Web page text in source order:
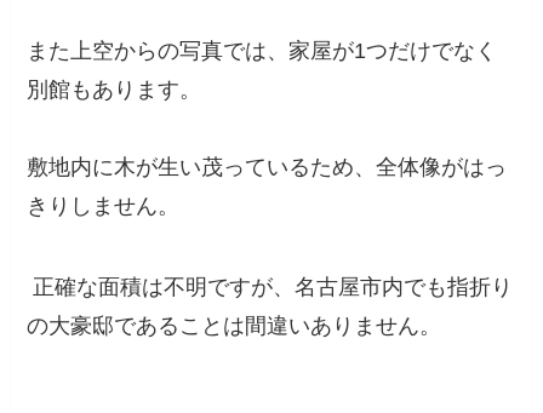
また上空からの写真では、家屋が1つだけでなく
別館もあります。
敷地内に木が生い茂っているため、全体像がはっ
きりしません。
正確な面積は不明ですが、名古屋市内でも指折り
の大豪邸であることは間違いありません。